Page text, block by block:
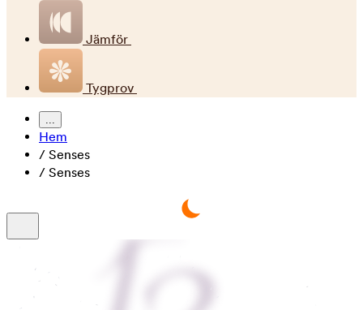
Jämför
Tygprov
...
Hem
/ Senses
/ Senses